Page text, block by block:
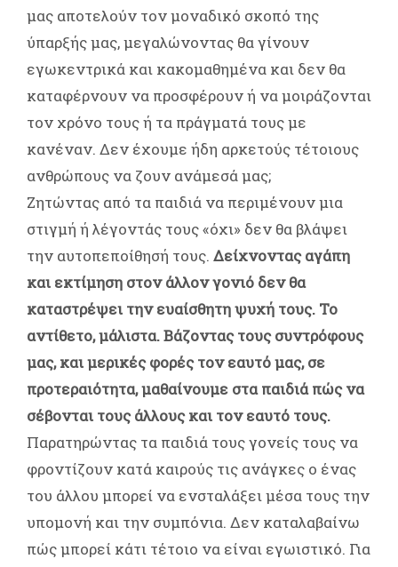
μας αποτελούν τον μοναδικό σκοπό της
ύπαρξής μας, μεγαλώνοντας θα γίνουν
εγωκεντρικά και κακομαθημένα και δεν θα
καταφέρνουν να προσφέρουν ή να μοιράζονται
τον χρόνο τους ή τα πράγματά τους με
κανέναν. Δεν έχουμε ήδη αρκετούς τέτοιους
ανθρώπους να ζουν ανάμεσά μας;
Ζητώντας από τα παιδιά να περιμένουν μια
στιγμή ή λέγοντάς τους «όχι» δεν θα βλάψει
την αυτοπεποίθησή τους. Δείχνοντας αγάπη
και εκτίμηση στον άλλον γονιό δεν θα
καταστρέψει την ευαίσθητη ψυχή τους. Το
αντίθετο, μάλιστα. Βάζοντας τους συντρόφους
μας, και μερικές φορές τον εαυτό μας, σε
προτεραιότητα, μαθαίνουμε στα παιδιά πώς να
σέβονται τους άλλους και τον εαυτό τους.
Παρατηρώντας τα παιδιά τους γονείς τους να
φροντίζουν κατά καιρούς τις ανάγκες ο ένας
του άλλου μπορεί να ενσταλάξει μέσα τους την
υπομονή και την συμπόνια. Δεν καταλαβαίνω
πώς μπορεί κάτι τέτοιο να είναι εγωιστικό. Για